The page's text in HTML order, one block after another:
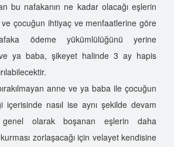
bu nafakanın ne kadar olacağı eşlerin
ve çocuğun ihtiyaç ve menfaatlerine göre
ödeme yükümlülüğünü yerine
ya baba, şikeyet halinde 3 ay hapis
anne ve ya baba ile çocuğun
içerisinde nasıl ise aynı şekilde devam
olarak boşanan eşlerin daha
zorlaşacağı için velayet kendisine